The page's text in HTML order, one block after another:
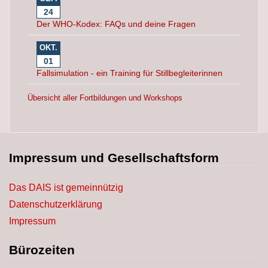
24
Der WHO-Kodex: FAQs und deine Fragen
OKT.
01
Fallsimulation - ein Training für Stillbegleiterinnen
Übersicht aller Fortbildungen und Workshops
Impressum und Gesellschaftsform
Das DAIS ist gemeinnützig
Datenschutzerklärung
Impressum
Bürozeiten